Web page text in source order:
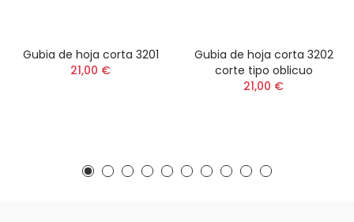
Gubia de hoja corta 3201
21,00 €
Gubia de hoja corta 3202
corte tipo oblicuo
21,00 €